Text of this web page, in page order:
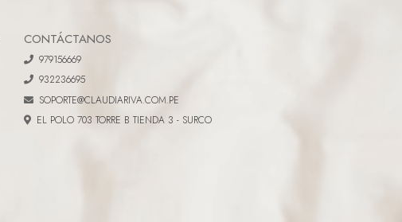
CONTÁCTANOS
979156669
932236695
SOPORTE@CLAUDIARIVA.COM.PE
EL POLO 703 TORRE B TIENDA 3 - SURCO